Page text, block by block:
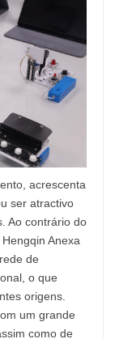
acrescenta
ser atractivo
Ao contrário do
Anexa
de
o que
origens.
um grande
como de